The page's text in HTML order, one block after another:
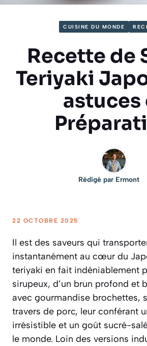
CUISINE DU MONDE
Recette de
Teriyaki
astuces
Rédigé par Ermont
22 OCTOBRE 2025
Il est des saveurs qui
instantanément au cœur du
teriyaki en fait indéniablement
sirupeux, d’un brun profond et
avec gourmandise brochettes,
travers de porc, leur conférant
irrésistible et un goût sucré-
le monde. Loin des versions